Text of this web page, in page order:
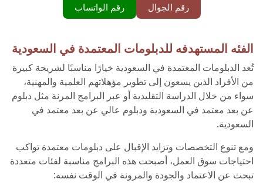
رقم الجوال رقم الواتساب
الفئه المستهدفه للدبلومات المعتمدة في السعودية
تُعد الدبلومات المعتمدة في السعودية خيارًا مناسبًا لشريحة كبيرة
من الأفراد الذين يسعون إلى تطوير مؤهلاتهم العلمية والمهنية،
سواء من خلال الدراسة التقليدية أو عبر البرامج المرنة مثل دبلوم
عن بعد معتمد في السعودية ودبلوم عالي عن بعد معتمد في
السعودية.
ومع تنوع التخصصات وتزايد الإقبال على دبلومات معتمدة تواكب
احتياجات سوق العمل، أصبحت هذه البرامج مناسبة لفئات متعددة
تبحث عن الاعتماد والجودة والمرونة في الوقت نفسه: